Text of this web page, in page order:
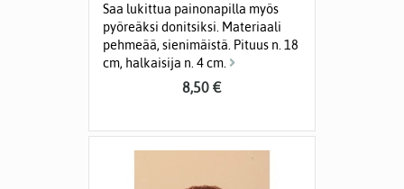
Saa lukittua painonapilla myös
pyöreäksi donitsiksi. Materiaali
pehmeää, sienimäistä. Pituus n. 18
cm, halkaisija n. 4 cm.
8,50 €